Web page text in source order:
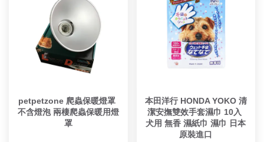
petpetzone 爬蟲保暖燈罩
不含燈泡 兩棲爬蟲保暖用燈
罩
本田洋行 HONDA YOKO 清
潔安撫雙效手套濕巾 10入
犬用 無香 濕紙巾 濕巾 日本
原裝進口